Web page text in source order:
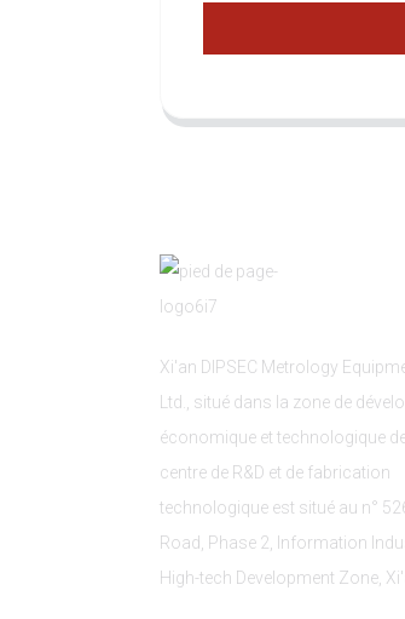
Xi'an DIPSEC Metrology
Ltd., situé dans la zone de
économique et technologique
centre de R&D et de fabrication
technologique est situé au n°
Road, Phase 2, Information
High-tech Development Zone,